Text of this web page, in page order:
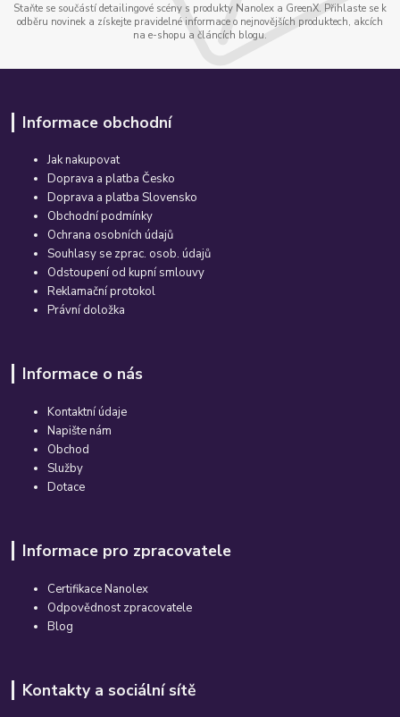
Staňte se součástí detailingové scény s produkty Nanolex a GreenX. Přihlaste se k
odběru novinek a získejte pravidelné informace o nejnovějších produktech, akcích
na e-shopu a článcích blogu.
Informace obchodní
Jak nakupovat
Doprava a platba Česko
Doprava a platba Slovensko
Obchodní podmínky
Ochrana osobních údajů
Souhlasy se zprac. osob. údajů
Odstoupení od kupní smlouvy
Reklamační protokol
Právní doložka
Informace o nás
Kontaktní údaje
Napište nám
Obchod
Služby
Dotace
Informace pro zpracovatele
Certifikace Nanolex
Odpovědnost zpracovatele
Blog
Kontakty a sociální sítě